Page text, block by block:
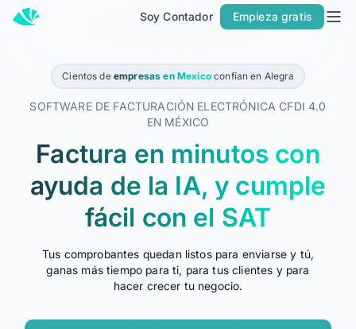
Soy Contador Empieza gratis
Inicio
Contacto
Soluciones
MÁS SOLUCIONES PARA TU NEGOCIO
Alegra Facturacion
POS
Cientos de empresas en Mexicoconfían en Alegra
SOFTWARE DE FACTURACIÓN ELECTRÓNICA CFDI 4.0
EN MÉXICO
Factura en minutos con
ayuda de la IA, y cumple
fácil con el SAT
Tus comprobantes quedan listos para enviarse y tú,
ganas más tiempo para ti, para tus clientes y para
hacer crecer tu negocio.